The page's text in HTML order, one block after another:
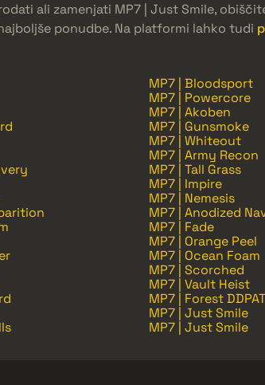
ali zamenjati MP7 | Just Smile,
ponudbe. Na platformi lahko tudi
MP7 | Bloodsport
MP7 | Powercore
MP7 | Akoben
MP7 | Gunsmoke
MP7 | Whiteout
MP7 | Army Recon
MP7 | Tall Grass
MP7 | Impire
MP7 | Nemesis
MP7 | Anodized
MP7 | Fade
MP7 | Orange Peel
MP7 | Ocean Foam
MP7 | Scorched
MP7 | Vault Heist
MP7 | Forest DDPAT
MP7 | Just Smile
MP7 | Just Smile